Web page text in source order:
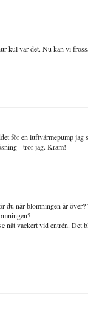
kul var det. Nu kan vi
för en luftvärmepump jag
- tror jag. Kram!
du när blomningen är
vackert vid entrén. Det